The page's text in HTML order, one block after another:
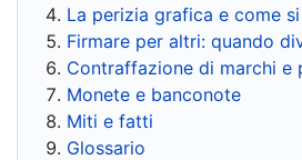
La perizia grafica e come
Firmare per altri: quando
Contraffazione di marchi e
Monete e banconote
Miti e fatti
Glossario